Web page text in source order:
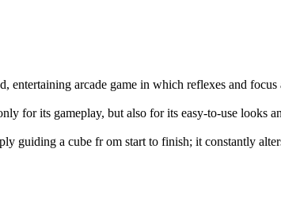
entertaining arcade game in which reflexes and
for its gameplay, but also for its easy-to-use looks
guiding a cube fr om start to finish; it constantly